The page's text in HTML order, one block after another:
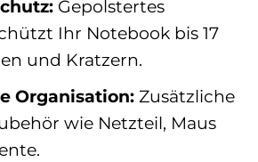
Gepolstertes
Ihr Notebook bis 17
und Kratzern.
Organisation:Zusätzliche
wie Netzteil, Maus